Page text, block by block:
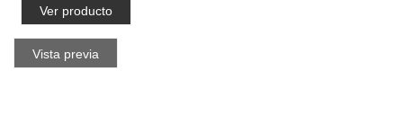
Ver producto
Vista previa